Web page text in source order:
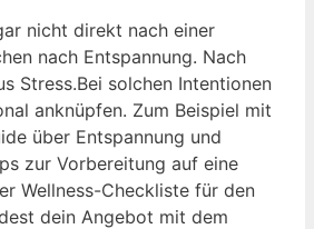
nicht direkt nach einer
nach Entspannung. Nach
Stress.Bei solchen Intentionen
anknüpfen. Zum Beispiel mit
über Entspannung und
zur Vorbereitung auf eine
Wellness-Checkliste für den
dein Angebot mit dem